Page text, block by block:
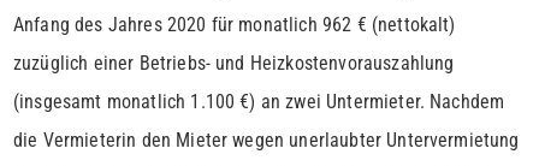
Anfang des Jahres 2020 für monatlich 962 € (nettokalt)
zuzüglich einer Betriebs- und Heizkostenvorauszahlung
(insgesamt monatlich 1.100 €) an zwei Untermieter. Nachdem
die Vermieterin den Mieter wegen unerlaubter Untervermietung